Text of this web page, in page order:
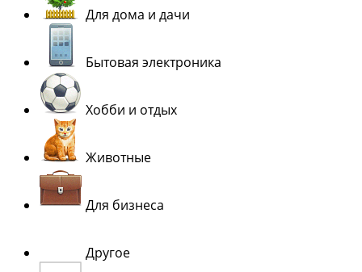
Для дома и дачи
Бытовая электроника
Хобби и отдых
Животные
Для бизнеса
Другое